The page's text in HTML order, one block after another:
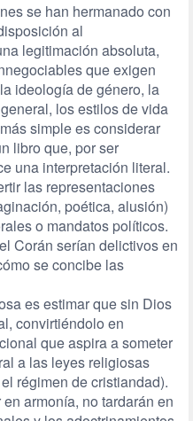
se han hermanado con
al
legitimación absoluta,
que exigen
ideología de género, la
los estilos de vida
simple es considerar
libro que, por ser
una interpretación literal.
las representaciones
poética, alusión)
o mandatos políticos.
Corán serían delictivos en
se concibe las
es estimar que sin Dios
convirtiéndolo en
que aspira a someter
a las leyes religiosas
régimen de cristiandad).
armonía, no tardarán en